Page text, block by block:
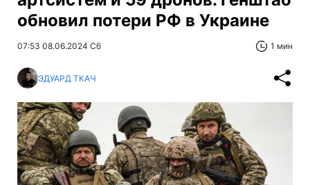
обновил потери РФ в Украине
07:53 08.06.2024 Сб 1 мин
ЭДУАРД ТКАЧ